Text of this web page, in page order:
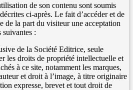
de son contenu sont soumis
ci-après. Le fait d’accéder et de
de la part du visiteur une acceptation
suivantes :
de la Société Editrice, seule
les droits de propriété intellectuelle et
à ce site, notamment les marques,
et droit à l’image, à titre originaire
expresse, brevet et tout droit de